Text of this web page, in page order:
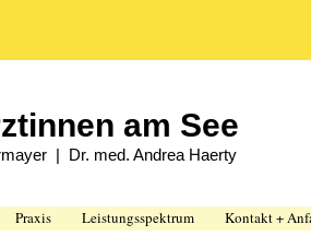
am See
| Dr. med. Andrea Haerty
Praxis Leistungsspektrum Kontakt +